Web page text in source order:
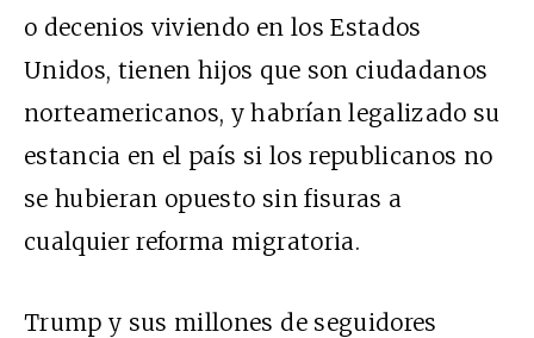
o decenios viviendo en los Estados
Unidos, tienen hijos que son ciudadanos
norteamericanos, y habrían legalizado su
estancia en el país si los republicanos no
se hubieran opuesto sin fisuras a
cualquier reforma migratoria.
Trump y sus millones de seguidores